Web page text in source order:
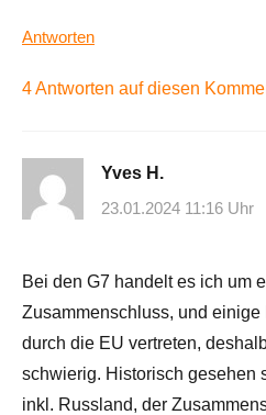
Antworten
4 Antworten auf diesen
Yves H.
23.01.2024 11:16 Uhr
Bei den G7 handelt es ich um
Zusammenschluss, und einige
durch die EU vertreten,
schwierig. Historisch gesehen
inkl. Russland, der